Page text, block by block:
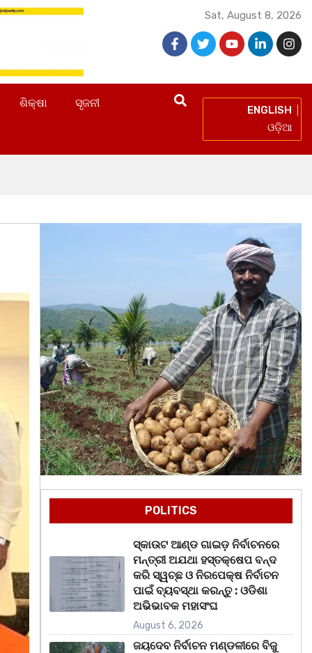
Sat, August 8, 2026
ଶିକ୍ଷା ସୃଜନୀ
ENGLISH
ଓଡ଼ିଆ
POLITICS
ସ୍କାଉଟ ଆଣ୍ଡ ଗାଇଡ଼ ନିର୍ବାଚନରେ
ମନ୍ତ୍ରୀ ଅଯଥା ହସ୍ତକ୍ଷେପ ବନ୍ଦ
କରି ସ୍ୱଚ୍ଛ ଓ ନିରପେକ୍ଷ ନିର୍ବାଚନ
ପାଇଁ ବ୍ୟବସ୍ଥା କରନ୍ତୁ : ଓଡିଶା
ଅଭିଭାବକ ମହାସଂଘ
August 6, 2026
ଜୟଦେବ ନିର୍ବାଚନ ମଣ୍ଡଳୀରେ ବିଜୁ